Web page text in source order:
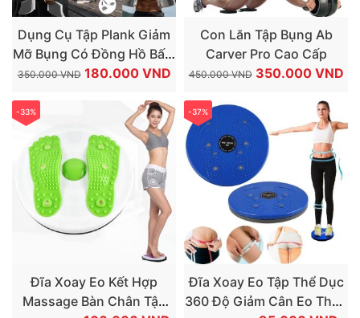
Dụng Cụ Tập Plank Giảm
Mỡ Bụng Có Đồng Hồ Bấm
Giờ
350.000VND GIÁ
350.000 VND.
180.000 VNDGIÁ
TẠI
LÀ:
180.000 VND.
Con Lăn Tập Bụng Ab
Carver Pro Cao Cấp
450.000VND GIÁ
LÀ:
450.000 VND.
350.000 VND
-33%
Đĩa Xoay Eo Kết Hợp
Massage Bàn Chân Tập
-37%
Đĩa Xoay Eo Tập Thể Dục
360 Độ Giảm Cân Eo Thon